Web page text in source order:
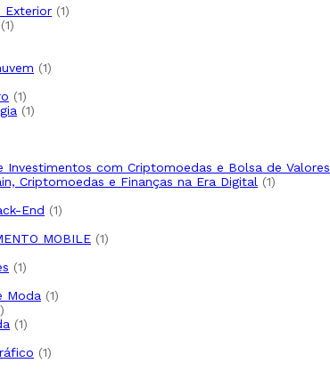
Exterior
1
1
1
1
1
com Criptomoedas e Bolsa de Valores
Criptomoedas e Finanças na Era Digital
1
End
1
MOBILE
1
1
Moda
1
1
1